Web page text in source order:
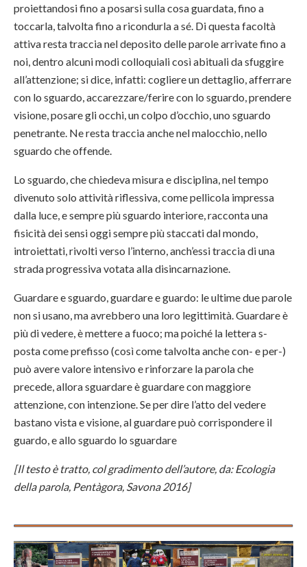
proiettandosi fino a posarsi sulla cosa guardata, fino a
toccarla, talvolta fino a ricondurla a sé. Di questa facoltà
attiva resta traccia nel deposito delle parole arrivate fino a
noi, dentro alcuni modi colloquiali così abituali da sfuggire
all’attenzione; si dice, infatti: cogliere un dettaglio, afferrare
con lo sguardo, accarezzare/ferire con lo sguardo, prendere
visione, posare gli occhi, un colpo d’occhio, uno sguardo
penetrante. Ne resta traccia anche nel malocchio, nello
sguardo che offende.
Lo sguardo, che chiedeva misura e disciplina, nel tempo
divenuto solo attività riflessiva, come pellicola impressa
dalla luce, e sempre più sguardo interiore, racconta una
fisicità dei sensi oggi sempre più staccati dal mondo,
introiettati, rivolti verso l’interno, anch’essi traccia di una
strada progressiva votata alla disincarnazione.
Guardare e sguardo, guardare e guardo: le ultime due parole
non si usano, ma avrebbero una loro legittimità. Guardare è
più di vedere, è mettere a fuoco; ma poiché la lettera s-
posta come prefisso (così come talvolta anche con- e per-)
può avere valore intensivo e rinforzare la parola che
precede, allora sguardare è guardare con maggiore
attenzione, con intenzione. Se per dire l’atto del vedere
bastano vista e visione, al guardare può corrispondere il
guardo, e allo sguardo lo sguardare
[Il testo è tratto, col gradimento dell’autore, da: Ecologia
della parola, Pentàgora, Savona 2016]